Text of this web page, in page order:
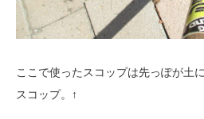
ここで使ったスコップは先っぽが土
スコップ。↑